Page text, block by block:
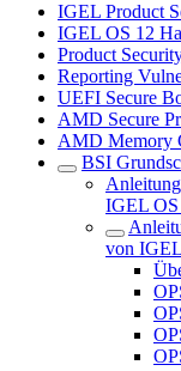
IGEL Product
IGEL OS 12
Product
Reporting
UEFI Secure
AMD Secure
AMD Memory
BSI
IGEL OS
von